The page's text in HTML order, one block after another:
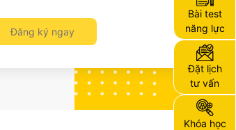
Bài test
năng lực
Đặt lịch
tư vấn
Khóa học
Đăng ký ngay